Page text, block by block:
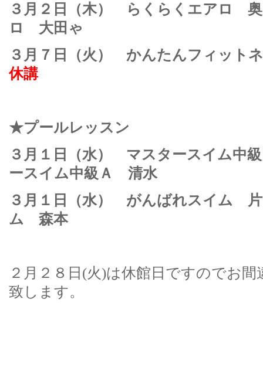
３月２日（木） らくらくエアロ
ロ 大田ゃ
３月７日（火） かんたんフィ
休講
★プールレッスン
３月１日（水） マスタースイム
ースイム中級Ａ 清水
３月１日（水） がんばれスイム
ム 森本
２月２８日(火)は休館日ですのでお
致します。